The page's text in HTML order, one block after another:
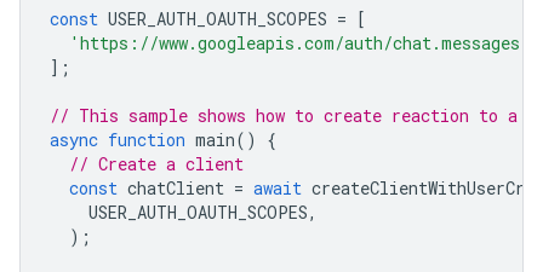
const USER_AUTH_OAUTH_SCOPES = [
'https://www.googleapis.com/auth/
];
// This sample shows how to create reaction to a
async function main()
{
// Create a client
const chatClient = await
USER_AUTH_OAUTH_SCOPES,
);